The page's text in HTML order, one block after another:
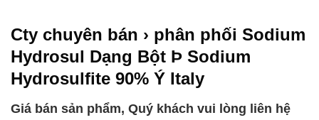
Cty chuyên bán › phân phối Sodium
Hydrosul Dạng Bột Þ Sodium
Hydrosulfite 90% Ý Italy
Giá bán sản phẩm, Quý khách vui lòng liên hệ